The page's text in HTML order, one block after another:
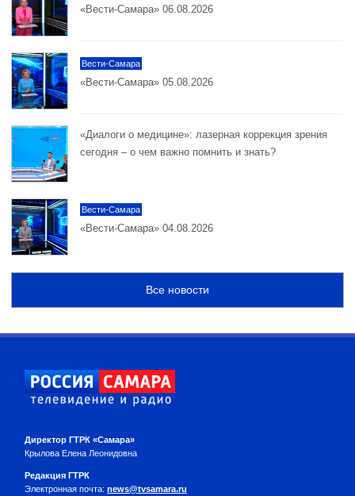
«Вести-Самара» 06.08.2026
Вести-Самара
«Вести-Самара» 05.08.2026
«Диалоги о медицине»: лазерная коррекция зрения
сегодня – о чем важно помнить и знать?
Вести-Самара
«Вести-Самара» 04.08.2026
Все новости
Директор ГТРК «Самара»
Крылова Елена Леонидовна
Редакция ГТРК
Электронная почта: news@tvsamara.ru